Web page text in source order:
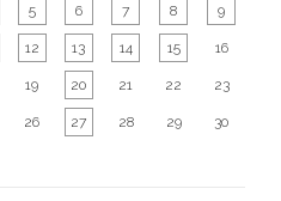
5 6 7 8 9
12 13 14 15 16
19 20 21 22 23
26 27 28 29 30